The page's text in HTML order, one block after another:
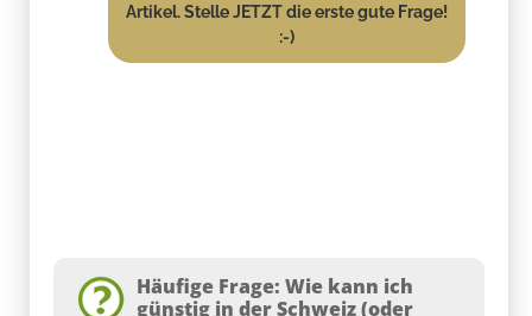
Artikel. Stelle JETZT die erste gute Frage!
:-)
Häufige Frage: Wie kann ich
günstig in der Schweiz (oder